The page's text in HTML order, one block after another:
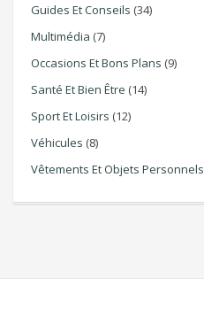
Guides Et Conseils (34)
Multimédia (7)
Occasions Et Bons Plans (9)
Santé Et Bien Être (14)
Sport Et Loisirs (12)
Véhicules (8)
Vêtements Et Objets Personnels